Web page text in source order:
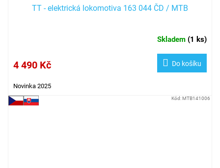
TT - elektrická lokomotiva 163 044 ČD / MTB
Skladem (1 ks)
4 490 Kč Do košíku
Novinka 2025
Kód:MTB141006